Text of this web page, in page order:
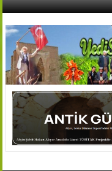
İçeriğe
AFŞİN
YEDİSEVİN
HABER